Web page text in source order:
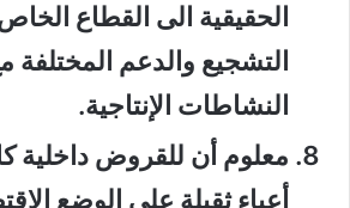
الحقيقية الى القطاع
التشجيع والدعم المختلفة
النشاطات الإنتاجية.
معلوم أن للقروض داخلية
أعباء ثقيلة على الوضع